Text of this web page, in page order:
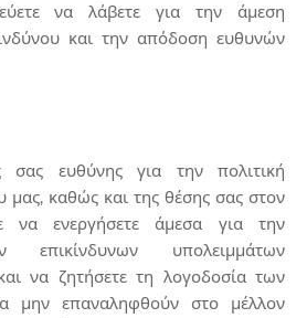
να λάβετε για την άμεση
και την απόδοση ευθυνών
σας ευθύνης για την πολιτική
μας, καθώς και της θέσης σας στον
να ενεργήσετε άμεσα για την
επικίνδυνων υπολειμμάτων
να ζητήσετε τη λογοδοσία των
μην επαναληφθούν στο μέλλον